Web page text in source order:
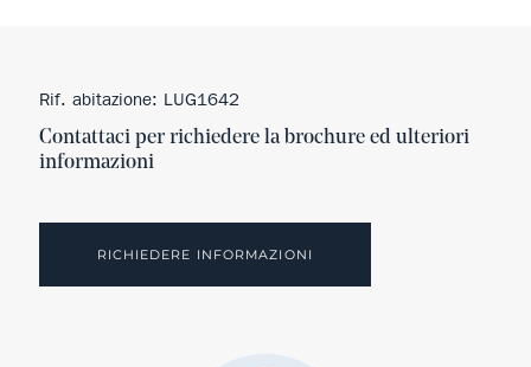
Rif. abitazione: LUG1642
Contattaci per richiedere la brochure ed ulteriori
informazioni
RICHIEDERE INFORMAZIONI